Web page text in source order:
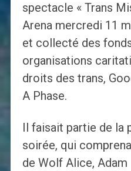
spectacle « Trans
Arena mercredi 11
et collecté des
organisations
droits des trans,
A Phase.
Il faisait partie de la
soirée, qui
de Wolf Alice,